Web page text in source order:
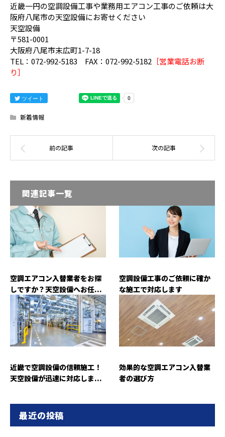
近畿一円の空調設備工事や業務用エアコン工事のご依頼は大
阪府八尾市の天空設備にお寄せください
天空設備
〒581-0001
大阪府八尾市末広町1-7-18
TEL：072-992-5183 FAX：072-992-5182 ［営業電話お断
り］
ツイート
新着情報
関連記事一覧
空調エアコン入替業者をお探
しですか？天空設備へお任...
空調設備工事のご依頼に確か
な施工で対応します
近畿で空調設備の信頼施工！
天空設備が迅速に対応しま...
効果的な空調エアコン入替業
者の選び方
最近の投稿